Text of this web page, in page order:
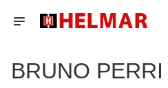
BRUNO PERRI